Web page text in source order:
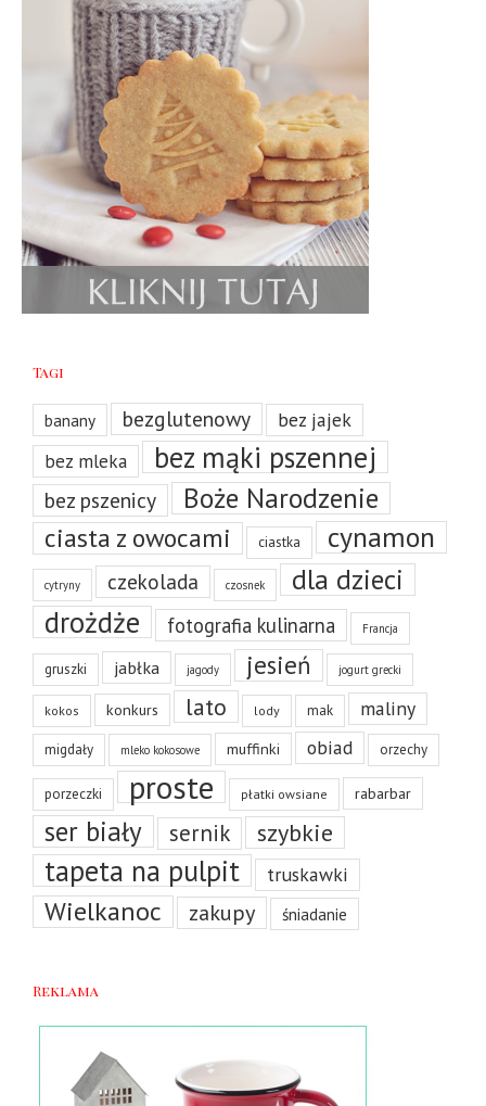
Tagi
banany bezglutenowy bez jajek
bez mleka bez mąki pszennej
bez pszenicy Boże Narodzenie
ciasta z owocami ciastka cynamon
cytryny czekolada czosnek dla dzieci
drożdże fotografia kulinarna Francja
gruszki jabłka jagody jesień jogurt grecki
kokos konkurs lato lody mak maliny
migdały mleko kokosowe muffinki obiad orzechy
porzeczki proste płatki owsiane rabarbar
ser biały sernik szybkie
tapeta na pulpit truskawki
Wielkanoc zakupy śniadanie
Reklama